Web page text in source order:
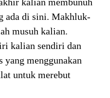
ada di sini. Makhluk-
musuh kalian.
kalian sendiri dan
yang menggunakan
untuk merebut